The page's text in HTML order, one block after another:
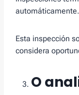
automáticamente.
Esta inspección
considera
O